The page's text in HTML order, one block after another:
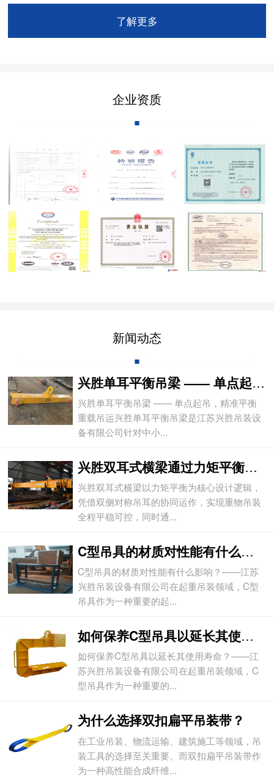
了解更多
企业资质
新闻动态
兴胜单耳平衡吊梁 —— 单点起吊，精准平
兴胜单耳平衡吊梁 —— 单点起吊，精准平衡
重载吊运兴胜单耳平衡吊梁是江苏兴胜吊装设
备有限公司针对中小...
兴胜双耳式横梁通过力矩平衡实现重物平稳吊
兴胜双耳式横梁以力矩平衡为核心设计逻辑，
凭借双侧对称吊耳的协同运作，实现重物吊装
全程平稳可控，同时通...
C型吊具的材质对性能有什么影响？
C型吊具的材质对性能有什么影响？——江苏
兴胜吊装设备有限公司在起重吊装领域，C型
吊具作为一种重要的起...
如何保养C型吊具以延长其使用寿命？
如何保养C型吊具以延长其使用寿命？——江
苏兴胜吊装设备有限公司在起重吊装领域，C
型吊具作为一种重要的...
为什么选择双扣扁平吊装带？
在工业吊装、物流运输、建筑施工等领域，吊
装工具的选择至关重要。而双扣扁平吊装带作
为一种高性能合成纤维...